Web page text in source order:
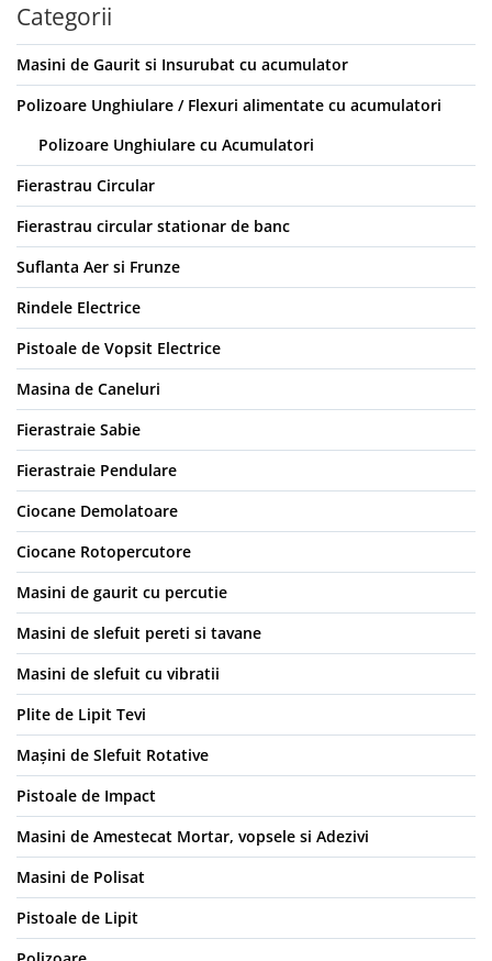
Categorii
Masini de Gaurit si Insurubat cu acumulator
Polizoare Unghiulare / Flexuri alimentate cu acumulatori
Polizoare Unghiulare cu Acumulatori
Fierastrau Circular
Fierastrau circular stationar de banc
Suflanta Aer si Frunze
Rindele Electrice
Pistoale de Vopsit Electrice
Masina de Caneluri
Fierastraie Sabie
Fierastraie Pendulare
Ciocane Demolatoare
Ciocane Rotopercutore
Masini de gaurit cu percutie
Masini de slefuit pereti si tavane
Masini de slefuit cu vibratii
Plite de Lipit Tevi
Mașini de Slefuit Rotative
Pistoale de Impact
Masini de Amestecat Mortar, vopsele si Adezivi
Masini de Polisat
Pistoale de Lipit